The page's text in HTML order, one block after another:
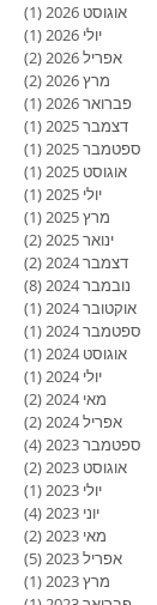
אוגוסט 2026 (1)
יולי 2026
(1)
אפריל 2026
(2)
מרץ 2026
(2)
פברואר 2026
(1)
דצמבר 2025
(1)
ספטמבר 2025
(1)
אוגוסט 2025
(1)
יולי 2025
(1)
מרץ 2025
(1)
ינואר 2025
(2)
דצמבר 2024
(2)
נובמבר 2024
(8)
אוקטובר 2024
(1)
ספטמבר 2024
(1)
אוגוסט 2024
(1)
יולי 2024
(1)
מאי 2024
(2)
אפריל 2024
(2)
ספטמבר 2023
(4)
אוגוסט 2023
(2)
יולי 2023
(1)
יוני 2023
(4)
מאי 2023
(2)
אפריל 2023
(5)
מרץ 2023
(1)